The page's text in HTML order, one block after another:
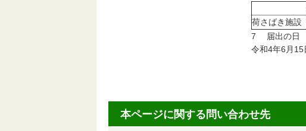
荷さばき施設
7 届出の日
令和4年6月15
本ページに関する問い合わせ先